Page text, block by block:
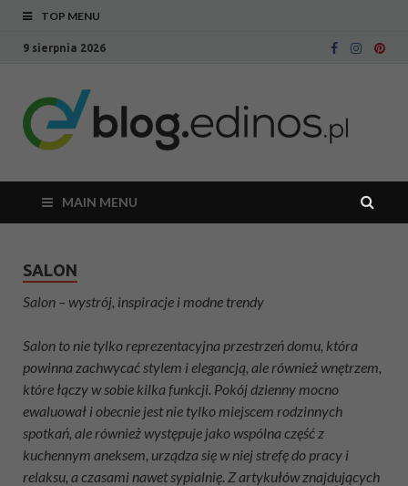
TOP MENU
9 sierpnia 2026
Edinos
MAIN MENU
SALON
Salon – wystrój, inspiracje i modne trendy
Salon to nie tylko reprezentacyjna przestrzeń domu, która
powinna zachwycać stylem i elegancją, ale również wnętrzem,
które łączy w sobie kilka funkcji. Pokój dzienny mocno
ewaluował i obecnie jest nie tylko miejscem rodzinnych
spotkań, ale również występuje jako wspólna część z
kuchennym aneksem, urządza się w niej strefę do pracy i
relaksu, a czasami nawet sypialnię. Z artykułów znajdujących